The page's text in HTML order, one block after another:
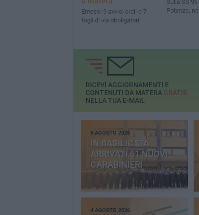
Emessi 9 avvisi orali e 7
fogli di via obbligatori
Sulla SS
Potenza,
RICEVI AGGIORNAMENTI E
CONTENUTI DA MATERA GRATIS
NELLA TUA E-MAIL
6 AGOSTO 2026
IN BASILICATA
ARRIVATI 61 NUOVI
CARABINIERI
4 AGOSTO 2026